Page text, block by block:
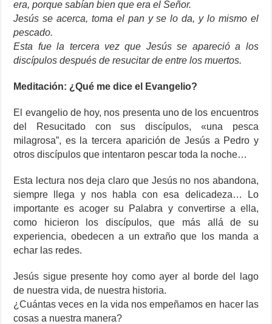
era, porque sabían bien que era el Señor.
Jesús se acerca, toma el pan y se lo da, y lo mismo el
pescado.
Esta fue la tercera vez que Jesús se apareció a los
discípulos después de resucitar de entre los muertos.
Meditación: ¿Qué me dice el Evangelio?
El evangelio de hoy, nos presenta uno de los encuentros
del Resucitado con sus discípulos, «una pesca
milagrosa”, es la tercera aparición de Jesús a Pedro y
otros discípulos que intentaron pescar toda la noche…
Esta lectura nos deja claro que Jesús no nos abandona,
siempre llega y nos habla con esa delicadeza… Lo
importante es acoger su Palabra y convertirse a ella,
como hicieron los discípulos, que más allá de su
experiencia, obedecen a un extraño que los manda a
echar las redes.
Jesús sigue presente hoy como ayer al borde del lago
de nuestra vida, de nuestra historia.
¿Cuántas veces en la vida nos empeñamos en hacer las
cosas a nuestra manera?